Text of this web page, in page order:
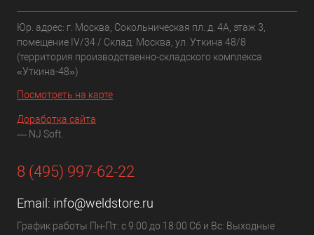
Юр. адрес: г. Москва, Сокольническая пл. д. 4А, этаж 3,
помещение IV/34 / Склад: Москва, ул. Уткина 48/8
(территория производственно-складского комплекса
«Уткина-48»)
Посмотреть на карте
Доработка сайта
— NJ Soft.
8 (495) 997-62-22
Email: info@weldstore.ru
График работы Пн-Пт: с 9:00 до 18:00 Сб и Вс: Выходные